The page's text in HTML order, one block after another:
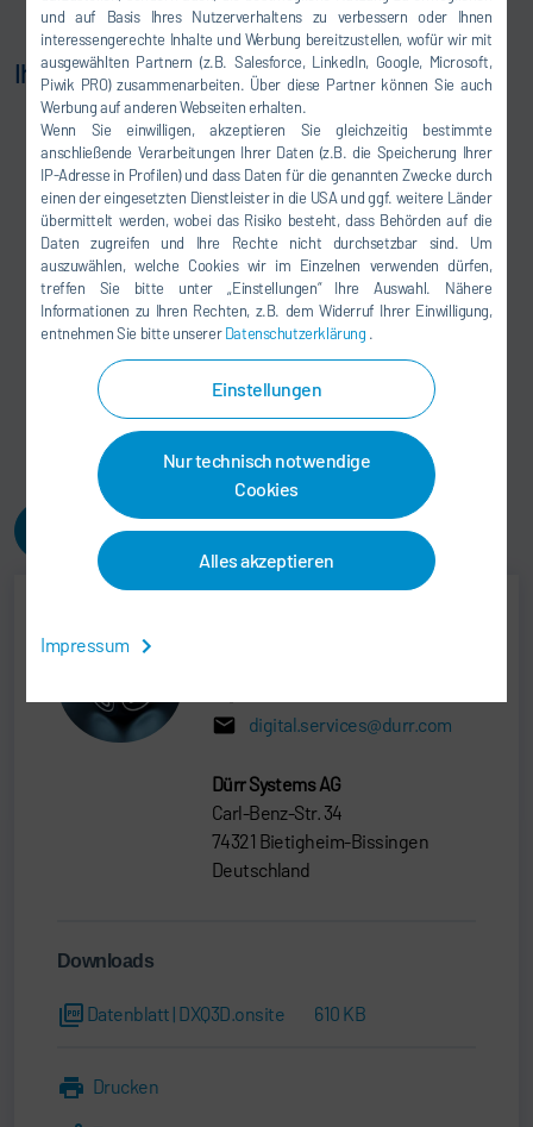
und auf Basis Ihres Nutzerverhaltens zu verbessern oder Ihnen
interessengerechte Inhalte und Werbung bereitzustellen, wofür wir mit
ausgewählten Partnern (z.B. Salesforce, LinkedIn, Google, Microsoft,
Piwik PRO) zusammenarbeiten. Über diese Partner können Sie auch
Werbung auf anderen Webseiten erhalten.
Wenn Sie einwilligen, akzeptieren Sie gleichzeitig bestimmte
anschließende Verarbeitungen Ihrer Daten (z.B. die Speicherung Ihrer
IP-Adresse in Profilen) und dass Daten für die genannten Zwecke durch
einen der eingesetzten Dienstleister in die USA und ggf. weitere Länder
übermittelt werden, wobei das Risiko besteht, dass Behörden auf die
Daten zugreifen und Ihre Rechte nicht durchsetzbar sind. Um
auszuwählen, welche Cookies wir im Einzelnen verwenden dürfen,
treffen Sie bitte unter „Einstellungen“ Ihre Auswahl. Nähere
Informationen zu Ihren Rechten, z.B. dem Widerruf Ihrer Einwilligung,
entnehmen Sie bitte unsererDatenschutzerklärung .
Einstellungen
Nur technisch notwendige
Cookies
Alles akzeptieren
Impressum
Ihr Nutzen:
Reduziertes Risiko
Reduzierung von Kollisionspotenzial durch
Bahnsimulation
Testen von Umbaumaßnahmen in einer
virtuellen Umgebung
Reduzierte Komplexität
Grafische Mensch-Maschine-Schnittstelle für
Roboter- und Bahnprogrammierung
Optimierter Prozess
Identifikation von Prozessoptimierungspotential
durch detaillierte Parameter- und
Konfigurationsanalyse
Kontaktieren Sie uns!
digital.services@durr.com
Dürr Systems AG
Carl-Benz-Str. 34
74321 Bietigheim-Bissingen
Deutschland
Downloads
Datenblatt | DXQ3D.onsite 610 KB
Drucken